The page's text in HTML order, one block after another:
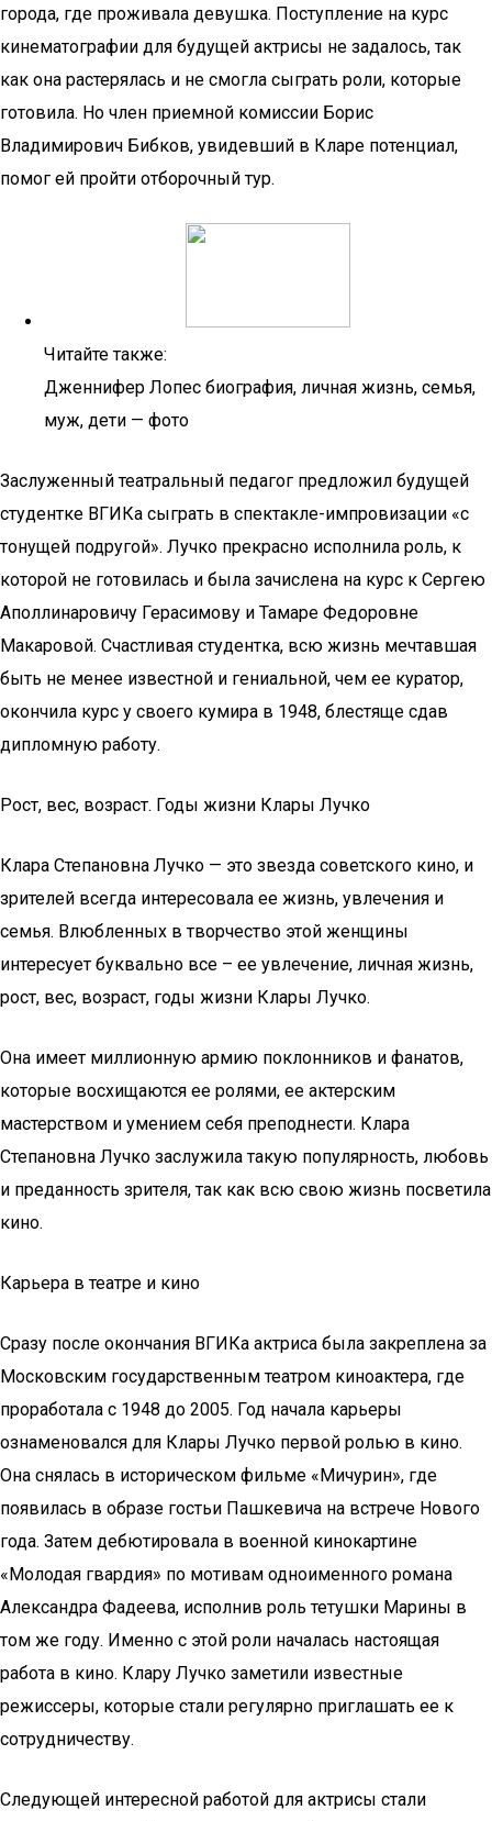
города, где проживала девушка. Поступление на курс
кинематографии для будущей актрисы не задалось, так
как она растерялась и не смогла сыграть роли, которые
готовила. Но член приемной комиссии Борис
Владимирович Бибков, увидевший в Кларе потенциал,
помог ей пройти отборочный тур.
Читайте также:
Дженнифер Лопес биография, личная жизнь, семья,
муж, дети — фото
Заслуженный театральный педагог предложил будущей
студентке ВГИКа сыграть в спектакле-импровизации «с
тонущей подругой». Лучко прекрасно исполнила роль, к
которой не готовилась и была зачислена на курс к Сергею
Аполлинаровичу Герасимову и Тамаре Федоровне
Макаровой. Счастливая студентка, всю жизнь мечтавшая
быть не менее известной и гениальной, чем ее куратор,
окончила курс у своего кумира в 1948, блестяще сдав
дипломную работу.
Рост, вес, возраст. Годы жизни Клары Лучко
Клара Степановна Лучко — это звезда советского кино, и
зрителей всегда интересовала ее жизнь, увлечения и
семья. Влюбленных в творчество этой женщины
интересует буквально все – ее увлечение, личная жизнь,
рост, вес, возраст, годы жизни Клары Лучко.
Она имеет миллионную армию поклонников и фанатов,
которые восхищаются ее ролями, ее актерским
мастерством и умением себя преподнести. Клара
Степановна Лучко заслужила такую популярность, любовь
и преданность зрителя, так как всю свою жизнь посветила
кино.
Карьера в театре и кино
Сразу после окончания ВГИКа актриса была закреплена за
Московским государственным театром киноактера, где
проработала с 1948 до 2005. Год начала карьеры
ознаменовался для Клары Лучко первой ролью в кино.
Она снялась в историческом фильме «Мичурин», где
появилась в образе гостьи Пашкевича на встрече Нового
года. Затем дебютировала в военной кинокартине
«Молодая гвардия» по мотивам одноименного романа
Александра Фадеева, исполнив роль тетушки Марины в
том же году. Именно с этой роли началась настоящая
работа в кино. Клару Лучко заметили известные
режиссеры, которые стали регулярно приглашать ее к
сотрудничеству.
Следующей интересной работой для актрисы стали